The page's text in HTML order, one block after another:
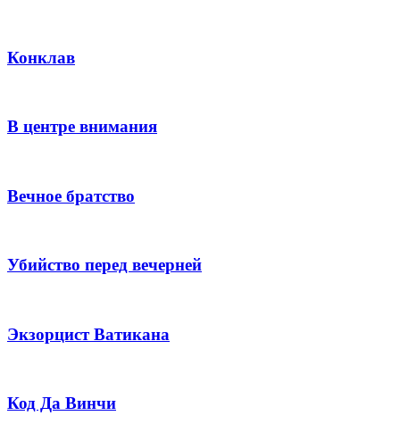
Конклав
В центре внимания
Вечное братство
Убийство перед вечерней
Экзорцист Ватикана
Код Да Винчи